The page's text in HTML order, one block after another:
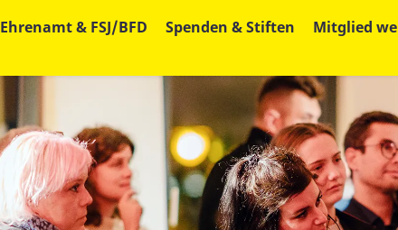
Ehrenamt & FSJ/BFD Spenden & Stiften Mitglied